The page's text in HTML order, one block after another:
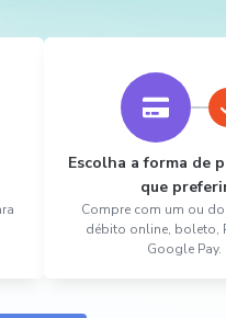
Escolha a forma de
que
Compre com um ou
débito online, boleto,
Google Pay.